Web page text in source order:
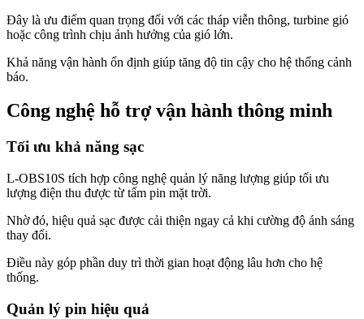
Đây là ưu điểm quan trọng đối với các tháp viễn thông, turbine gió
hoặc công trình chịu ảnh hưởng của gió lớn.
Khả năng vận hành ổn định giúp tăng độ tin cậy cho hệ thống cảnh
báo.
Công nghệ hỗ trợ vận hành thông minh
Tối ưu khả năng sạc
L-OBS10S tích hợp công nghệ quản lý năng lượng giúp tối ưu
lượng điện thu được từ tấm pin mặt trời.
Nhờ đó, hiệu quả sạc được cải thiện ngay cả khi cường độ ánh sáng
thay đổi.
Điều này góp phần duy trì thời gian hoạt động lâu hơn cho hệ
thống.
Quản lý pin hiệu quả